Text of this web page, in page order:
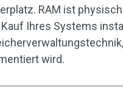
RAM ist
Ihres Systems
wird.